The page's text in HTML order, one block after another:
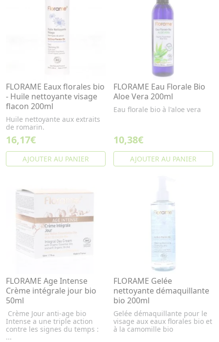
FLORAME Eaux florales bio
- Huile nettoyante visage
flacon 200ml
Huile nettoyante aux extraits
de romarin.
16,17€
AJOUTER AU PANIER
FLORAME Eau Florale Bio
Aloe Vera 200ml
Eau florale bio à l'aloe vera
10,38€
AJOUTER AU PANIER
FLORAME Age Intense
Crème intégrale jour bio
50ml
Crème Jour anti-age bio
Intense a une triple action
contre les signes du temps :
...
FLORAME Gelée
nettoyante démaquillante
bio 200ml
Gelée démaquillante pour le
visage aux eaux florales bio et
à la camomille bio